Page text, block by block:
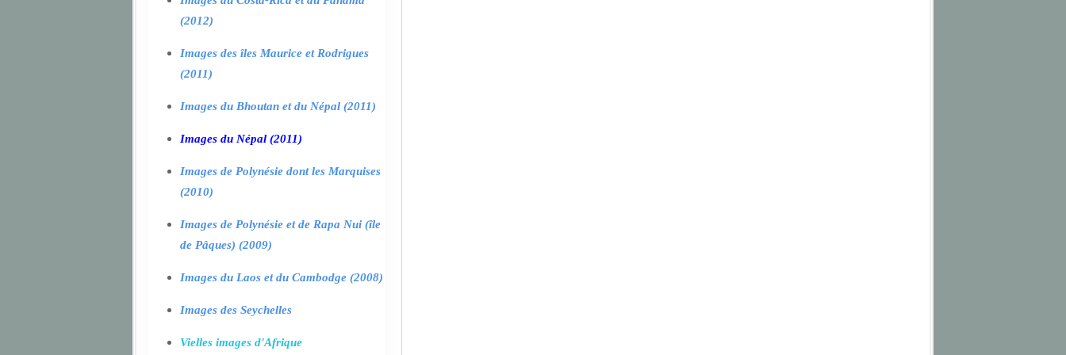
(2012)
Images des îles Maurice et Rodrigues
(2011)
Images du Bhoutan et du Népal (2011)
Images du Népal (2011)
Images de Polynésie dont les Marquises
(2010)
Images de Polynésie et de Rapa Nui (île
de Pâques) (2009)
Images du Laos et du Cambodge (2008)
Images des Seychelles
Vielles images d'Afrique